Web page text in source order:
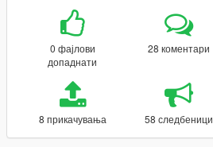
0 фајлови
допаднати
28 коментари
8 прикачувања 58 следбеници